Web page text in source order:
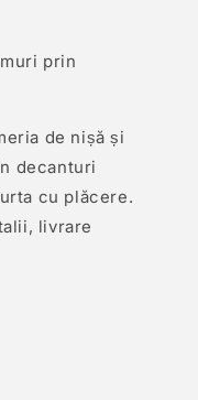
prin
de nișă și
decanturi
cu plăcere.
livrare